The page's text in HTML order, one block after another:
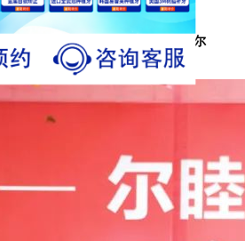
。走出了对外拓展的重要一
同凡响的一年。让我们期待
尔
塘口岸机构的盛大开业。